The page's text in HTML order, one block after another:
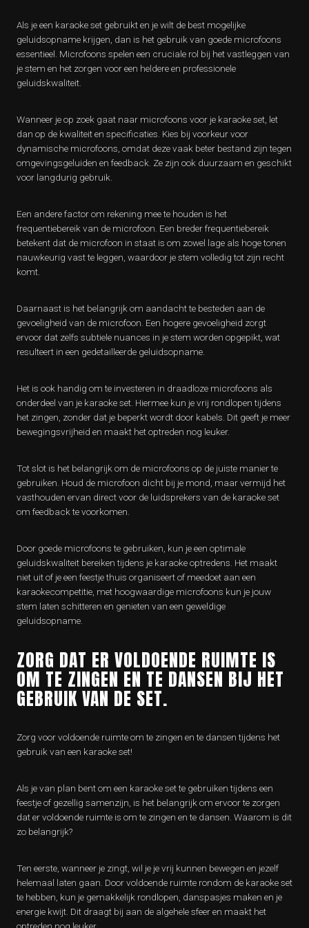
Als je een karaoke set gebruikt en je wilt de best mogelijke
geluidsopname krijgen, dan is het gebruik van goede microfoons
essentieel. Microfoons spelen een cruciale rol bij het vastleggen van
je stem en het zorgen voor een heldere en professionele
geluidskwaliteit.
Wanneer je op zoek gaat naar microfoons voor je karaoke set, let
dan op de kwaliteit en specificaties. Kies bij voorkeur voor
dynamische microfoons, omdat deze vaak beter bestand zijn tegen
omgevingsgeluiden en feedback. Ze zijn ook duurzaam en geschikt
voor langdurig gebruik.
Een andere factor om rekening mee te houden is het
frequentiebereik van de microfoon. Een breder frequentiebereik
betekent dat de microfoon in staat is om zowel lage als hoge tonen
nauwkeurig vast te leggen, waardoor je stem volledig tot zijn recht
komt.
Daarnaast is het belangrijk om aandacht te besteden aan de
gevoeligheid van de microfoon. Een hogere gevoeligheid zorgt
ervoor dat zelfs subtiele nuances in je stem worden opgepikt, wat
resulteert in een gedetailleerde geluidsopname.
Het is ook handig om te investeren in draadloze microfoons als
onderdeel van je karaoke set. Hiermee kun je vrij rondlopen tijdens
het zingen, zonder dat je beperkt wordt door kabels. Dit geeft je meer
bewegingsvrijheid en maakt het optreden nog leuker.
Tot slot is het belangrijk om de microfoons op de juiste manier te
gebruiken. Houd de microfoon dicht bij je mond, maar vermijd het
vasthouden ervan direct voor de luidsprekers van de karaoke set
om feedback te voorkomen.
Door goede microfoons te gebruiken, kun je een optimale
geluidskwaliteit bereiken tijdens je karaoke optredens. Het maakt
niet uit of je een feestje thuis organiseert of meedoet aan een
karaokecompetitie, met hoogwaardige microfoons kun je jouw
stem laten schitteren en genieten van een geweldige
geluidsopname.
ZORG DAT ER VOLDOENDE RUIMTE IS
OM TE ZINGEN EN TE DANSEN BIJ HET
GEBRUIK VAN DE SET.
Zorg voor voldoende ruimte om te zingen en te dansen tijdens het
gebruik van een karaoke set!
Als je van plan bent om een karaoke set te gebruiken tijdens een
feestje of gezellig samenzijn, is het belangrijk om ervoor te zorgen
dat er voldoende ruimte is om te zingen en te dansen. Waarom is dit
zo belangrijk?
Ten eerste, wanneer je zingt, wil je je vrij kunnen bewegen en jezelf
helemaal laten gaan. Door voldoende ruimte rondom de karaoke set
te hebben, kun je gemakkelijk rondlopen, danspasjes maken en je
energie kwijt. Dit draagt bij aan de algehele sfeer en maakt het